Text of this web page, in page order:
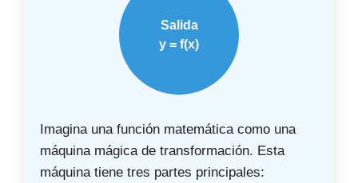
Salida
y = f(x)
Imagina una función matemática como una
máquina mágica de transformación. Esta
máquina tiene tres partes principales: